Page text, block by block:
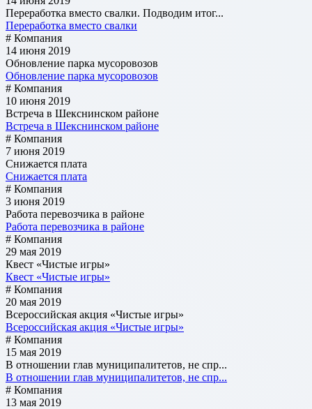
Переработка вместо свалки. Подводим итог...
Переработка вместо свалки
# Компания
14 июня 2019
Обновление парка мусоровозов
Обновление парка мусоровозов
# Компания
10 июня 2019
Встреча в Шекснинском районе
Встреча в Шекснинском районе
# Компания
7 июня 2019
Снижается плата
Снижается плата
# Компания
3 июня 2019
Работа перевозчика в районе
Работа перевозчика в районе
# Компания
29 мая 2019
Квест «Чистые игры»
Квест «Чистые игры»
# Компания
20 мая 2019
Всероссийская акция «Чистые игры»
Всероссийская акция «Чистые игры»
# Компания
15 мая 2019
В отношении глав муниципалитетов, не спр...
В отношении глав муниципалитетов, не спр...
# Компания
13 мая 2019